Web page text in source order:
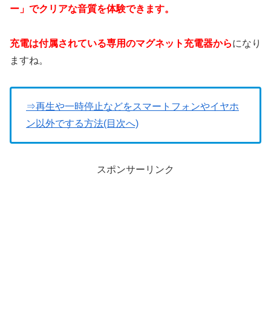
ー」でクリアな音質を体験できます。
充電は付属されている専用のマグネット充電器からになり
ますね。
⇒再生や一時停止などをスマートフォンやイヤホ
ン以外でする方法(目次へ)
スポンサーリンク